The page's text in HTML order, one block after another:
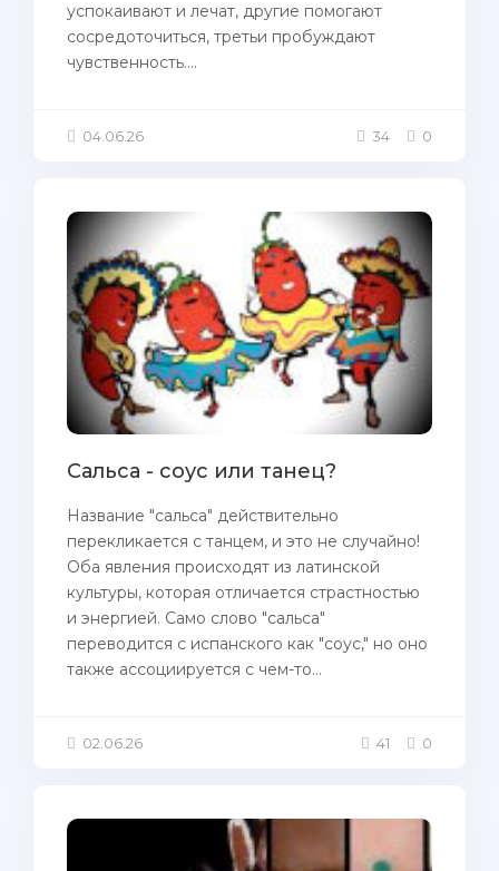
успокаивают и лечат, другие помогают
сосредоточиться, третьи пробуждают
чувственность....
04.06.26 34 0
Сальса - соус или танец?
Название "сальса" действительно
перекликается с танцем, и это не случайно!
Оба явления происходят из латинской
культуры, которая отличается страстностью
и энергией. Само слово "сальса"
переводится с испанского как "соус," но оно
также ассоциируется с чем-то...
02.06.26 41 0